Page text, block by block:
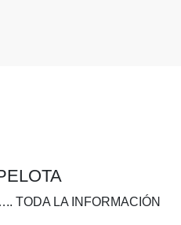
TODA LA INFORMACIÓN